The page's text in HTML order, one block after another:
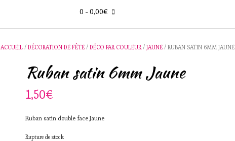
0 - 0,00€
ACCUEIL /DÉCORATION DE FÊTE /DÉCO PAR COULEUR/JAUNE / RUBAN SATIN 6MM JAUNE
Ruban satin 6mm Jaune
1,50€
Ruban satin double face Jaune
Rupture de stock